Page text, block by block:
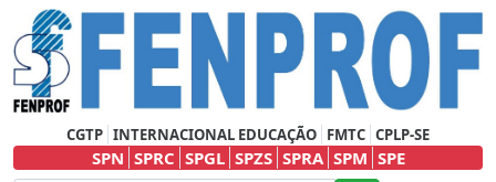
CGTP INTERNACIONAL EDUCAÇÃO FMTC CPLP-SE
SPN SPRC SPGL SPZS SPRA SPM SPE